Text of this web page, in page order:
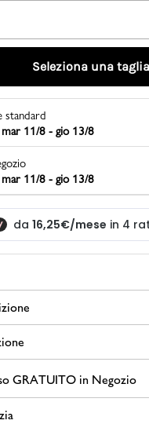
Registrati
News
Seleziona una taglia
standard
mar 11/8 - gio 13/8
mar 11/8 - gio 13/8
adidas ricordano i modelli
o skate. La tomaia mid-
Una soletta
offre un'ammortizzazione
Standard GRATUITA DA € 30➡️
Per ordini inferiori a € 30,00 la
GRATUITO in Negozio
preoccuparti, hai